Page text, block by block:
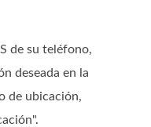
de su teléfono,
deseada en la
de ubicación,